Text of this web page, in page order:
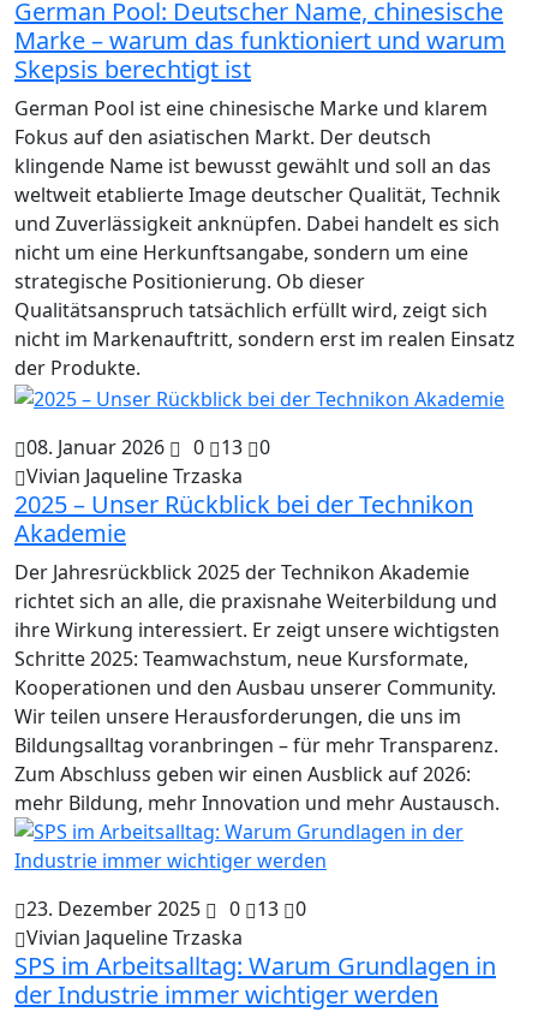
German Pool: Deutscher Name, chinesische
Marke – warum das funktioniert und warum
Skepsis berechtigt ist
German Pool ist eine chinesische Marke und klarem
Fokus auf den asiatischen Markt. Der deutsch
klingende Name ist bewusst gewählt und soll an das
weltweit etablierte Image deutscher Qualität, Technik
und Zuverlässigkeit anknüpfen. Dabei handelt es sich
nicht um eine Herkunftsangabe, sondern um eine
strategische Positionierung. Ob dieser
Qualitätsanspruch tatsächlich erfüllt wird, zeigt sich
nicht im Markenauftritt, sondern erst im realen Einsatz
der Produkte.
08. Januar 2026 0 13
0
Vivian Jaqueline Trzaska
2025 – Unser Rückblick bei der Technikon
Akademie
Der Jahresrückblick 2025 der Technikon Akademie
richtet sich an alle, die praxisnahe Weiterbildung und
ihre Wirkung interessiert. Er zeigt unsere wichtigsten
Schritte 2025: Teamwachstum, neue Kursformate,
Kooperationen und den Ausbau unserer Community.
Wir teilen unsere Herausforderungen, die uns im
Bildungsalltag voranbringen – für mehr Transparenz.
Zum Abschluss geben wir einen Ausblick auf 2026:
mehr Bildung, mehr Innovation und mehr Austausch.
23. Dezember 2025 0 13
0
Vivian Jaqueline Trzaska
SPS im Arbeitsalltag: Warum Grundlagen in
der Industrie immer wichtiger werden